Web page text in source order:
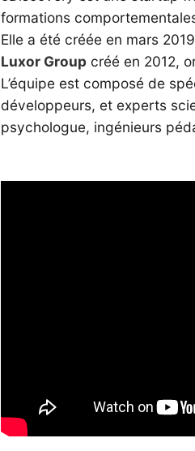
formations
Elle a été créée en mars
Luxor Groupcréé en 2012,
L’équipe est composé de
développeurs, et experts
psychologue, ingénieurs